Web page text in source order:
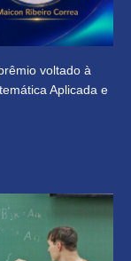
voltado à
Aplicada e